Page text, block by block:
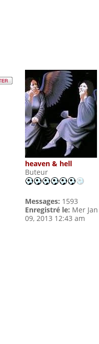
heaven & hell
Buteur
Messages: 1593
Enregistré le: Mer Jan
09, 2013 12:43 am